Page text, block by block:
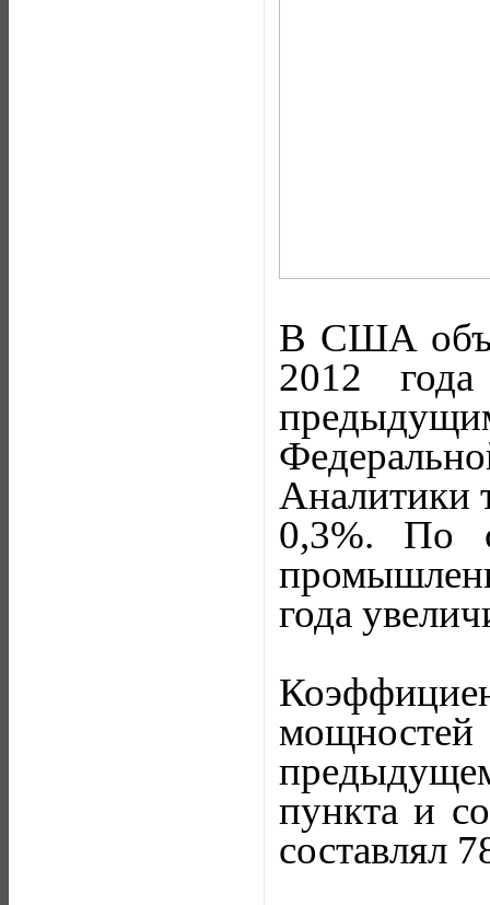
В США
2012
Аналитики
0,3%. По
года
пункта и
составлял